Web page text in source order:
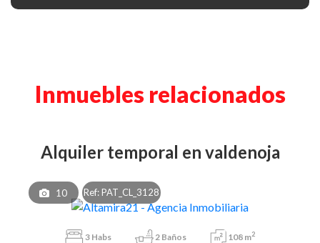
Inmuebles relacionados
alquiler temporal en valdenoja
10 Ref: PAT_CL_3128
3 Habs 2 Baños 108 m2